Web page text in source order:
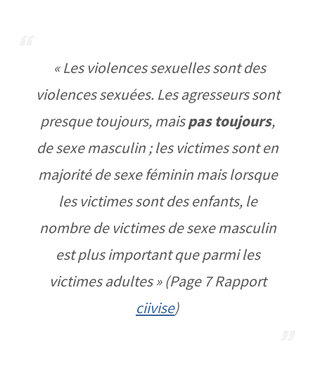
« Les violences sexuelles sont des
violences sexuées. Les agresseurs sont
presque toujours, maispas toujours,
de sexe masculin ; les victimes sont en
majorité de sexe féminin mais lorsque
les victimes sont des enfants, le
nombre de victimes de sexe masculin
est plus important que parmi les
victimes adultes » (Page 7 Rapport
ciivise)